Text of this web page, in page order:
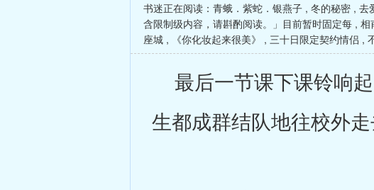
书迷正在阅读： 青蛾．紫蛇．银燕子 , 冬的秘密 , 去
含限制级内容，请斟酌阅读。」目前暂时固定每 , 相
座城 , 《你化妆起来很美》 , 三十日限定契约情侣 ,
最后一节课下课铃响
生都成群结队地往校外